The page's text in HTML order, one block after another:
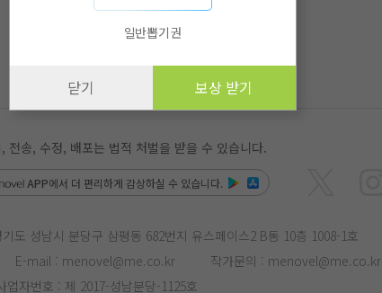
일반뽑기권
닫기 보상 받기
전송, 수정, 배포는 법적 처벌을 받을 수 있습니다.
APP에서 더 편리하게 감상하실 수 있습니다.
도 성남시 분당구 삼평동 682번지 유스페이스2 B동 10층 1008-1호
E-mail : menovel@me.co.kr 작가문의 : menovel@me.co.kr
업자번호 : 제 2017-성남분당-1125호